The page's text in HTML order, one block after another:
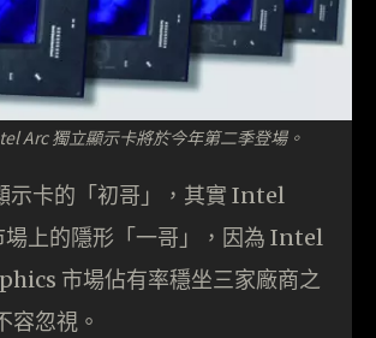
Arc 獨立顯示卡將於今年第二季登場。
示卡的「初哥」，其實 Intel
上的隱形「一哥」，因為 Intel
市場佔有率穩坐三家廠商之
容忽視。